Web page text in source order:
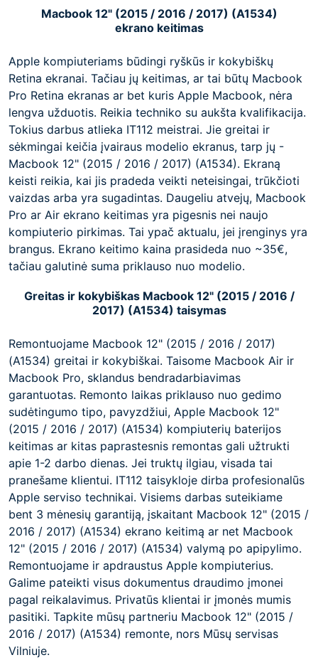
Macbook 12" (2015 / 2016 / 2017) (A1534)
ekrano keitimas
Apple kompiuteriams būdingi ryškūs ir kokybiškų
Retina ekranai. Tačiau jų keitimas, ar tai būtų Macbook
Pro Retina ekranas ar bet kuris Apple Macbook, nėra
lengva užduotis. Reikia techniko su aukšta kvalifikacija.
Tokius darbus atlieka IT112 meistrai. Jie greitai ir
sėkmingai keičia įvairaus modelio ekranus, tarp jų -
Macbook 12" (2015 / 2016 / 2017) (A1534). Ekraną
keisti reikia, kai jis pradeda veikti neteisingai, trūkčioti
vaizdas arba yra sugadintas. Daugeliu atvejų, Macbook
Pro ar Air ekrano keitimas yra pigesnis nei naujo
kompiuterio pirkimas. Tai ypač aktualu, jei įrenginys yra
brangus. Ekrano keitimo kaina prasideda nuo ~35€,
tačiau galutinė suma priklauso nuo modelio.
Greitas ir kokybiškas Macbook 12" (2015 / 2016 /
2017) (A1534) taisymas
Remontuojame Macbook 12" (2015 / 2016 / 2017)
(A1534) greitai ir kokybiškai. Taisome Macbook Air ir
Macbook Pro, sklandus bendradarbiavimas
garantuotas. Remonto laikas priklauso nuo gedimo
sudėtingumo tipo, pavyzdžiui, Apple Macbook 12"
(2015 / 2016 / 2017) (A1534) kompiuterių baterijos
keitimas ar kitas paprastesnis remontas gali užtrukti
apie 1-2 darbo dienas. Jei truktų ilgiau, visada tai
pranešame klientui. IT112 taisykloje dirba profesionalūs
Apple serviso technikai. Visiems darbas suteikiame
bent 3 mėnesių garantiją, įskaitant Macbook 12" (2015 /
2016 / 2017) (A1534) ekrano keitimą ar net Macbook
12" (2015 / 2016 / 2017) (A1534) valymą po apipylimo.
Remontuojame ir apdraustus Apple kompiuterius.
Galime pateikti visus dokumentus draudimo įmonei
pagal reikalavimus. Privatūs klientai ir įmonės mumis
pasitiki. Tapkite mūsų partneriu Macbook 12" (2015 /
2016 / 2017) (A1534) remonte, nors Mūsų servisas
Vilniuje.